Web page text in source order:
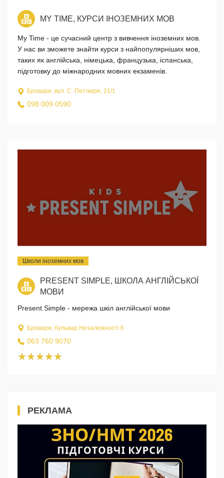
MY TIME, КУРСИ ІНОЗЕМНИХ МОВ
My Time - це сучасний центр з вивчення іноземних мов.
У нас ви зможете знайти курси з найпопулярніших мов,
таких як англійська, німецька, французька, іспанська,
підготовку до міжнародних мовних екзаменів.
Бровари, вул. С. Петлюри, 21/1
098 009 0590
Школи іноземних мов
PRESENT SIMPLE, ШКОЛА АНГЛІЙСЬКОЇ
МОВИ
Present Simple - мережа шкіл англійської мови
Бровари, бульвар Незалежності 6
063 760 9070
РЕКЛАМА